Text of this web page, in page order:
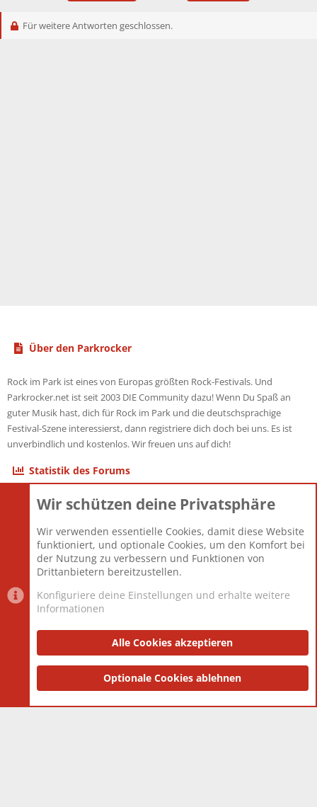
Für weitere Antworten geschlossen.
Über den Parkrocker
Rock im Park ist eines von Europas größten Rock-Festivals. Und
Parkrocker.net ist seit 2003 DIE Community dazu! Wenn Du Spaß an
guter Musik hast, dich für Rock im Park und die deutschsprachige
Festival-Szene interessierst, dann registriere dich doch bei uns. Es ist
unverbindlich und kostenlos. Wir freuen uns auf dich!
Statistik des Forums
Themen
Mitglieder
12.427
Neuestes Mitglied
Berlin
Datenschutzerklärung Impressum
Community platform by XenForo® © 2010-2025 XenForo Ltd.
and add-ons by ThemeHouse
Wir schützen deine Privatsphäre
Wir verwenden essentielle Cookies, damit diese Website
funktioniert, und optionale Cookies, um den Komfort bei
der Nutzung zu verbessern und Funktionen von
Drittanbietern bereitzustellen.
Konfiguriere deine Einstellungen und erhalte weitere
Informationen
Alle Cookies akzeptieren
Optionale Cookies ablehnen